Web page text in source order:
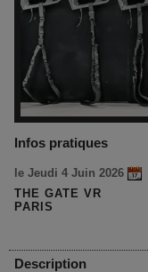
Infos pratiques
le Jeudi 4 Juin 2026
THE GATE VR
PARIS
Description